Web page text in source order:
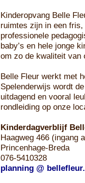
Kinderopvang Belle
ruimtes zijn in een
professionele
baby’s en hele jonge
om zo de kwaliteit van
Belle Fleur werkt met
Spelenderwijs wordt
uitdagend en vooral
rondleiding op onze
Kinderdagverblijf
Haagweg 466 (ingang
Princenhage-Breda
076-5410328
planning @